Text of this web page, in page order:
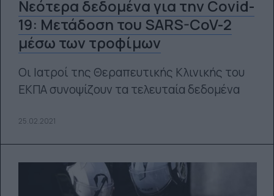
Νεότερα δεδομένα για την Covid-
19: Μετάδοση του SARS-CoV-2
μέσω των τροφίμων
Οι Ιατροί της Θεραπευτικής Κλινικής του
ΕΚΠΑ συνοψίζουν τα τελευταία δεδομένα
25.02.2021